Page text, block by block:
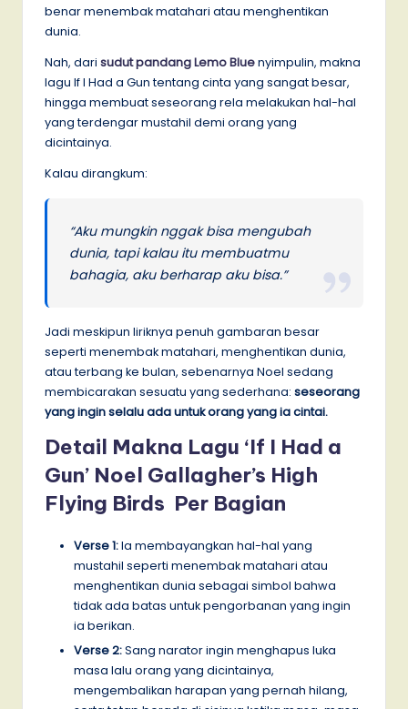
benar menembak matahari atau menghentikan
dunia.
Nah, dari sudut pandang Lemo Bluenyimpulin, makna
lagu If I Had a Gun tentang cinta yang sangat besar,
hingga membuat seseorang rela melakukan hal-hal
yang terdengar mustahil demi orang yang
dicintainya.
Kalau dirangkum:
“Aku mungkin nggak bisa mengubah
dunia, tapi kalau itu membuatmu
bahagia, aku berharap aku bisa.”
Jadi meskipun liriknya penuh gambaran besar
seperti menembak matahari, menghentikan dunia,
atau terbang ke bulan, sebenarnya Noel sedang
membicarakan sesuatu yang sederhana: seseorang
yang ingin selalu ada untuk orang yang ia cintai.
Detail Makna Lagu ‘If I Had a
Gun’ Noel Gallagher’s High
Flying Birds Per Bagian
Verse 1:Ia membayangkan hal-hal yang
mustahil seperti menembak matahari atau
menghentikan dunia sebagai simbol bahwa
tidak ada batas untuk pengorbanan yang ingin
ia berikan.
Verse 2:Sang narator ingin menghapus luka
masa lalu orang yang dicintainya,
mengembalikan harapan yang pernah hilang,